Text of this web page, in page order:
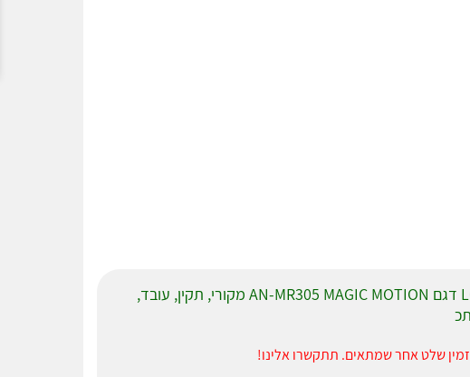
שלט רחוק לטלוויזיה LG SMART דגם AN-MR305 MAGIC MOTION מקורי, תקין, עובד,
שלט אחר שמתאים. תתקשרו אלינו!